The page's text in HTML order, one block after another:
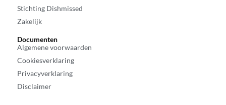
Stichting Dishmissed
Zakelijk
Documenten
Algemene voorwaarden
Cookiesverklaring
Privacyverklaring
Disclaimer